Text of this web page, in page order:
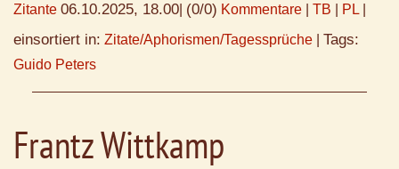
Zitante 06.10.2025, 18.00 (0/0) Kommentare TB PL
einsortiert in: Zitate/Aphorismen/Tagessprüche Tags:
Guido Peters
Frantz Wittkamp